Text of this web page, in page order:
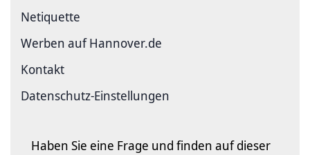
Netiquette
Werben auf Hannover.de
Kontakt
Datenschutz-Einstellungen
Haben Sie eine Frage und finden auf dieser